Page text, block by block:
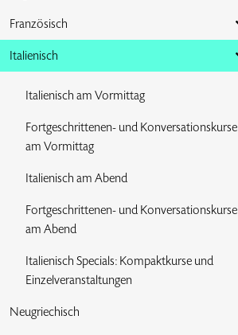
Französisch
Italienisch
Italienisch am Vormittag
Fortgeschrittenen- und Konversationskurse
am Vormittag
Italienisch am Abend
Fortgeschrittenen- und Konversationskurse
am Abend
Italienisch Specials: Kompaktkurse und
Einzelveranstaltungen
Neugriechisch